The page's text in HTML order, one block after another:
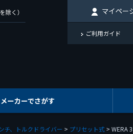
除く） マイペー
ご利用ガイド
メーカーでさがす
チ、トルクドライバー プリセット式 WERA